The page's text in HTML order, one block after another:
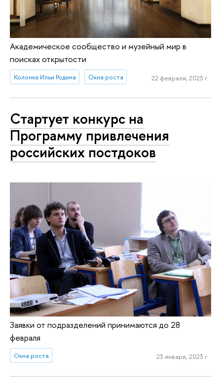
Академическое сообщество и музейный мир в
поисках открытости
Колонка Ильи Родина Окна роста 22 февраля, 2023 г.
Стартует конкурс на
Программу привлечения
российских постдоков
Заявки от подразделений принимаются до 28
февраля
Окна роста 23 января, 2023 г.